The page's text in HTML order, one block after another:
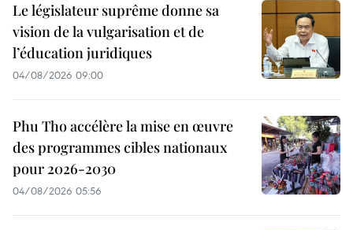
Le législateur suprême donne sa
vision de la vulgarisation et de
l’éducation juridiques
04/08/2026 09:00
Phu Tho accélère la mise en œuvre
des programmes cibles nationaux
pour 2026-2030
04/08/2026 05:56